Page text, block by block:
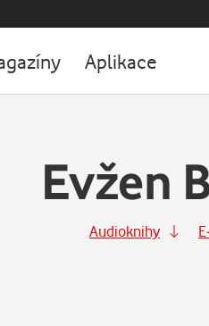
Aplikace
Evžen
Audioknihy